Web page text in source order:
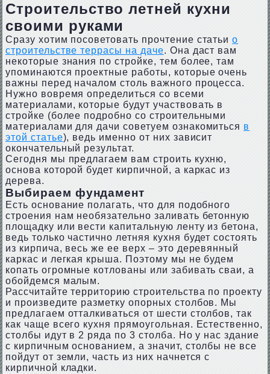
Строительство летней кухни
своими руками
Сразу хотим посоветовать прочтение статьио
строительстве террасы на даче. Она даст вам
некоторые знания по стройке, тем более, там
упоминаются проектные работы, которые очень
важны перед началом столь важного процесса.
Нужно вовремя определиться со всеми
материалами, которые будут участвовать в
стройке (более подробно со строительными
материалами для дачи советуем ознакомиться в
этой статье), ведь именно от них зависит
окончательный результат.
Сегодня мы предлагаем вам строить кухню,
основа которой будет кирпичной, а каркас из
дерева.
Выбираем фундамент
Есть основание полагать, что для подобного
строения нам необязательно заливать бетонную
площадку или вести капитальную ленту из бетона,
ведь только частично летняя кухня будет состоять
из кирпича, весь же ее верх – это деревянный
каркас и легкая крыша. Поэтому мы не будем
копать огромные котлованы или забивать сваи, а
обойдемся малым.
Рассчитайте территорию строительства по проекту
и произведите разметку опорных столбов. Мы
предлагаем отталкиваться от шести столбов, так
как чаще всего кухня прямоугольная. Естественно,
столбы идут в 2 ряда по 3 столба. Но у нас здание
с кирпичным основанием, а значит, столбы не все
пойдут от земли, часть из них начнется с
кирпичной кладки.